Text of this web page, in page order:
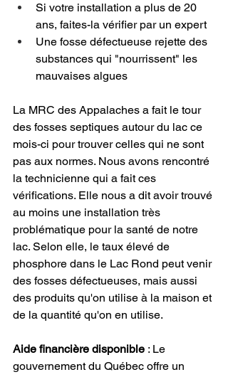
Si votre installation a plus de 20
ans, faites-la vérifier par un expert
Une fosse défectueuse rejette des
substances qui "nourrissent" les
mauvaises algues
La MRC des Appalaches a fait le tour
des fosses septiques autour du lac ce
mois-ci pour trouver celles qui ne sont
pas aux normes. Nous avons rencontré
la technicienne qui a fait ces
vérifications. Elle nous a dit avoir trouvé
au moins une installation très
problématique pour la santé de notre
lac. Selon elle, le taux élevé de
phosphore dans le Lac Rond peut venir
des fosses défectueuses, mais aussi
des produits qu'on utilise à la maison et
de la quantité qu'on en utilise.
Aide financière disponible : Le
gouvernement du Québec offre un